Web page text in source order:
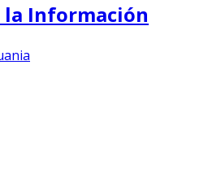
la Información